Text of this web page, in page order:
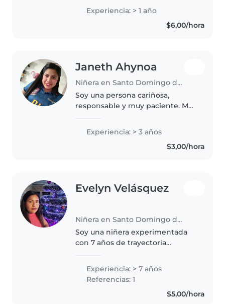
Soy responsable, amigable y
paciente. Me gusta que os niños
aprendran de formas divertidas
Experiencia: > 1 año
$6,00/hora
Janeth Ahynoa
Niñera en Santo Domingo de los Colorados
Soy una persona cariñosa,
responsable y muy paciente. Me
ayudarlos en sus tareas y
cuidarlos con mucho amor. Soy
Experiencia: > 3 años
$3,00/hora
Evelyn Velásquez
Niñera en Santo Domingo de los Colorados
Soy una niñera experimentada
con 7 años de trayectoria
niños pequeños. Me considero
una persona responsable,
Experiencia: > 7 años
Referencias: 1
$5,00/hora